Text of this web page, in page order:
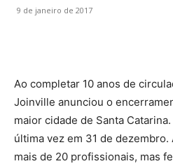
9 de janeiro de 2017
Ao completar 10 anos de
Joinville anunciou o
maior cidade de Santa
última vez em 31 de
mais de 20 profissionais, mas